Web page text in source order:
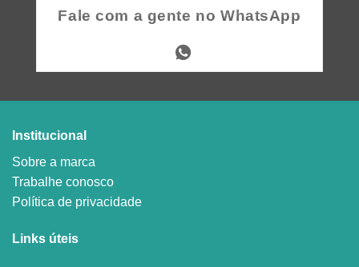
Fale com a gente no WhatsApp
Institucional
Sobre a marca
Trabalhe conosco
Política de privacidade
Links úteis